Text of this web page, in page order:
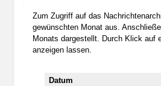
Zum Zugriff auf das
gewünschten Monat aus.
Monats dargestellt. Durch Klick auf
anzeigen lassen.
Datum